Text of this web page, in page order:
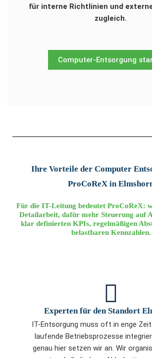
für interne Richtlinien und
zugleich.
Computer-Entsorgung
Ihre Vorteile der Computer
ProCoReX in
Für die IT-Leitung bedeutet ProCoReX:
Detailarbeit, dafür mehr Steuerung auf
klar definierten KPIs, regelmäßigen
belastbaren Kennzahlen.
Experten für den Standort
IT-Entsorgung muss oft in enge
laufende Betriebsprozesse
genau hier setzen wir an. Wir